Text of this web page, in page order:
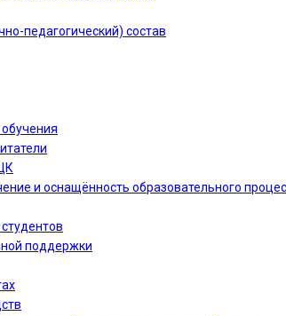
педагогический) состав
и оснащённость образовательного
поддержки